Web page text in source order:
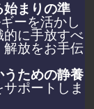
始まりの準
ーを活かし
的に手放すべ
解放をお手伝
うための静養
ポートしま